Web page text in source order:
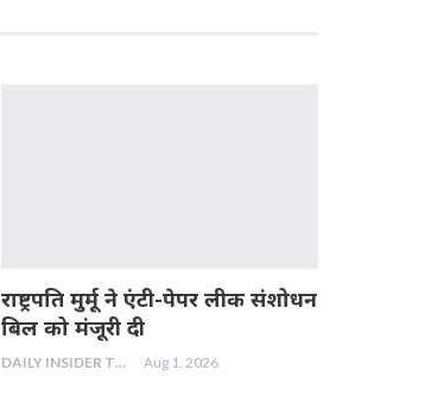
राष्ट्रपति मुर्मू ने एंटी-पेपर लीक संशोधन
बिल को मंजूरी दी
DAILY INSIDER TEAM Aug 1, 2026